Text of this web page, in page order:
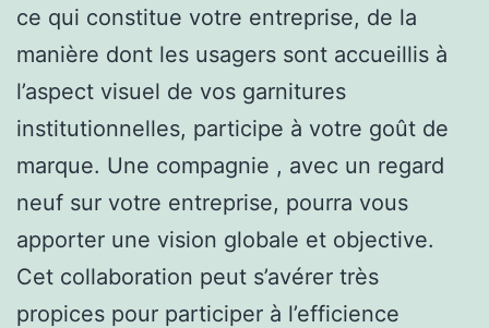
ce qui constitue votre entreprise, de la
manière dont les usagers sont accueillis à
l’aspect visuel de vos garnitures
institutionnelles, participe à votre goût de
marque. Une compagnie , avec un regard
neuf sur votre entreprise, pourra vous
apporter une vision globale et objective.
Cet collaboration peut s’avérer très
propices pour participer à l’efficience